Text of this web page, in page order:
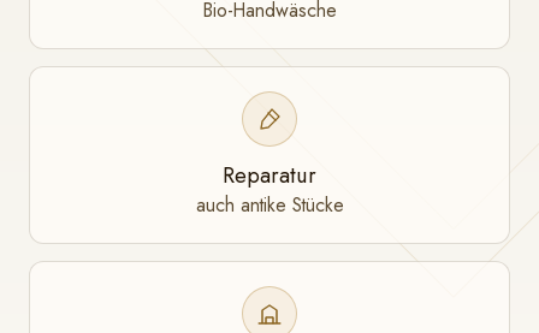
Bio-Handwäsche
Reparatur
auch antike Stücke